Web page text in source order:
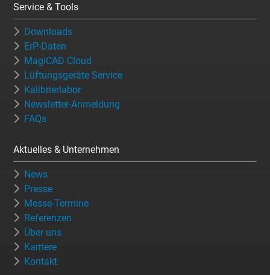
Service & Tools
Downloads
ErP-Daten
MagiCAD Cloud
Lüftungsgeräte Service
Kalibrierlabor
Newsletter-Anmeldung
FAQs
Aktuelles & Unternehmen
News
Presse
Messe-Termine
Referenzen
Über uns
Karriere
Kontakt